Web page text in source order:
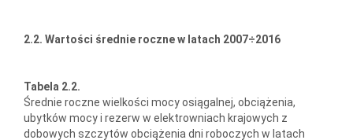
2.2. Wartości średnie roczne w latach 2007÷2016
Tabela 2.2.
Średnie roczne wielkości mocy osiągalnej, obciążenia,
ubytków mocy i rezerw w elektrowniach krajowych z
dobowych szczytów obciążenia dni roboczych w latach